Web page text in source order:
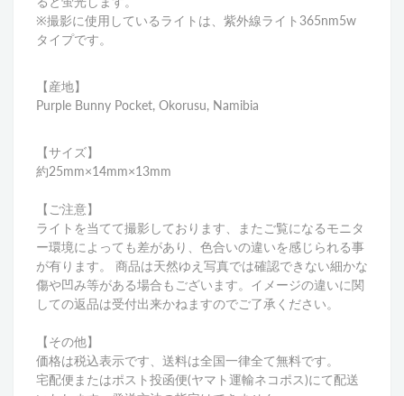
※撮影に使用しているライトは、紫外線ライト365nm5w
タイプです。
【産地】
Purple Bunny Pocket, Okorusu, Namibia
【サイズ】
約25mm×14mm×13mm
【ご注意】
ライトを当てて撮影しております、またご覧になるモニタ
ー環境によっても差があり、色合いの違いを感じられる事
が有ります。 商品は天然ゆえ写真では確認できない細かな
傷や凹み等がある場合もございます。イメージの違いに関
しての返品は受付出来かねますのでご了承ください。
【その他】
価格は税込表示です、送料は全国一律全て無料です。
宅配便またはポスト投函便(ヤマト運輸ネコポス)にて配送